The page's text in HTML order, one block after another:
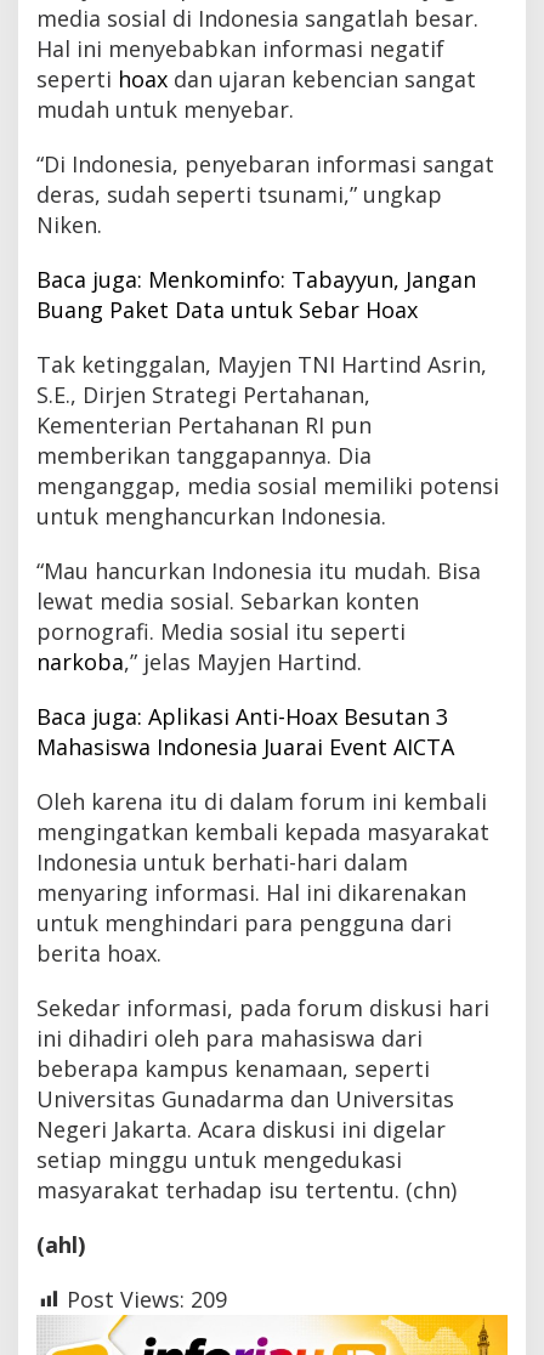
media sosial di Indonesia sangatlah besar.
Hal ini menyebabkan informasi negatif
seperti hoax dan ujaran kebencian sangat
mudah untuk menyebar.
“Di Indonesia, penyebaran informasi sangat
deras, sudah seperti tsunami,” ungkap
Niken.
Baca juga: Menkominfo: Tabayyun, Jangan
Buang Paket Data untuk Sebar Hoax
Tak ketinggalan, Mayjen TNI Hartind Asrin,
S.E., Dirjen Strategi Pertahanan,
Kementerian Pertahanan RI pun
memberikan tanggapannya. Dia
menganggap, media sosial memiliki potensi
untuk menghancurkan Indonesia.
“Mau hancurkan Indonesia itu mudah. Bisa
lewat media sosial. Sebarkan konten
pornografi. Media sosial itu seperti
narkoba,” jelas Mayjen Hartind.
Baca juga: Aplikasi Anti-Hoax Besutan 3
Mahasiswa Indonesia Juarai Event AICTA
Oleh karena itu di dalam forum ini kembali
mengingatkan kembali kepada masyarakat
Indonesia untuk berhati-hari dalam
menyaring informasi. Hal ini dikarenakan
untuk menghindari para pengguna dari
berita hoax.
Sekedar informasi, pada forum diskusi hari
ini dihadiri oleh para mahasiswa dari
beberapa kampus kenamaan, seperti
Universitas Gunadarma dan Universitas
Negeri Jakarta. Acara diskusi ini digelar
setiap minggu untuk mengedukasi
masyarakat terhadap isu tertentu. (chn)
(ahl)
Post Views: 209